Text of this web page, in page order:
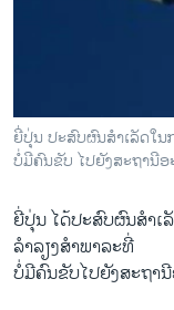
ພາສາອັງກິດ
ວີດີໂອ
ລາຍການກະຈາຍສຽງ
ລາຍງານ
ຕິດຕາມພວກເຮົາ ທີ່
ຍີ່ປຸ່ນ ປະສົບຜົນສໍາເລັດໃນ
ບໍ່ມີຄົນຂັບ ໄປຍັງສະຖານີ
ຍີ່​ປຸ່ນ ​ໄດ້​ປະສົບ​ຜົນ​ສໍາ​ເ
ລຳລຽງ​ສຳພາລະທີ່​
ບໍ່​ມີ​ຄົນ​ຂັບ​ໄປ​ຍັງສະຖາ